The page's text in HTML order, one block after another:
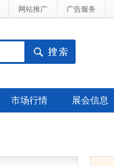
网站推广 广告服务
市场行情 展会信息